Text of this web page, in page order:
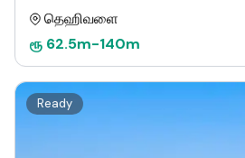
தெஹிவளை
ரூ 62.5m-140m
Ready